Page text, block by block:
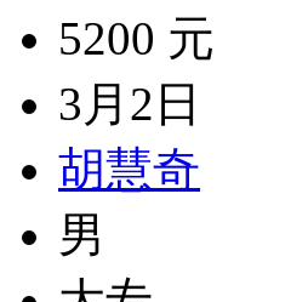
5200 元
3月2日
胡慧奇
男